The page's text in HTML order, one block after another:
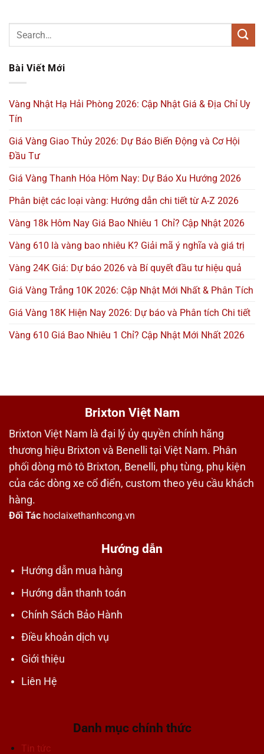
Bài Viết Mới
Vàng Nhật Hạ Hải Phòng 2026: Cập Nhật Giá & Địa Chỉ Uy
Tín
Giá Vàng Giao Thủy 2026: Dự Báo Biến Động và Cơ Hội
Đầu Tư
Giá Vàng Thanh Hóa Hôm Nay: Dự Báo Xu Hướng 2026
Phân biệt các loại vàng: Hướng dẫn chi tiết từ A-Z 2026
Vàng 18k Hôm Nay Giá Bao Nhiêu 1 Chỉ? Cập Nhật 2026
Vàng 610 là vàng bao nhiêu K? Giải mã ý nghĩa và giá trị
Vàng 24K Giá: Dự báo 2026 và Bí quyết đầu tư hiệu quả
Giá Vàng Trắng 10K 2026: Cập Nhật Mới Nhất & Phân Tích
Giá Vàng 18K Hiện Nay 2026: Dự báo và Phân tích Chi tiết
Vàng 610 Giá Bao Nhiêu 1 Chỉ? Cập Nhật Mới Nhất 2026
Brixton Việt Nam
Brixton Việt Nam là đại lý ủy quyền chính hãng
thương hiệu Brixton và Benelli tại Việt Nam. Phân
phối dòng mô tô Brixton, Benelli, phụ tùng, phụ kiện
của các dòng xe cổ điển, custom theo yêu cầu khách
hàng.
Đối Tác hoclaixethanhcong.vn
Hướng dẫn
Hướng dẫn mua hàng
Hướng dẫn thanh toán
Chính Sách Bảo Hành
Điều khoản dịch vụ
Giới thiệu
Liên Hệ
Danh mục chính thức
Tin tức